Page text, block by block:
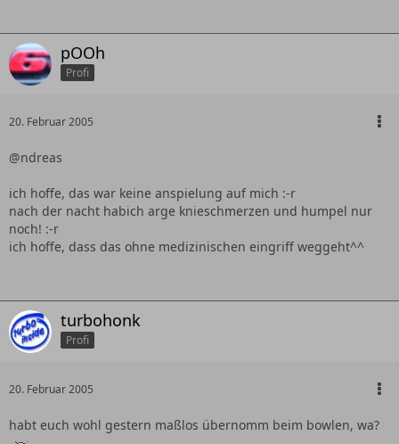
pOOh
Profi
20. Februar 2005
@ndreas
ich hoffe, das war keine anspielung auf mich :-r
nach der nacht habich arge knieschmerzen und humpel nur
noch! :-r
ich hoffe, dass das ohne medizinischen eingriff weggeht^^
turbohonk
Profi
20. Februar 2005
habt euch wohl gestern maßlos übernomm beim bowlen, wa?